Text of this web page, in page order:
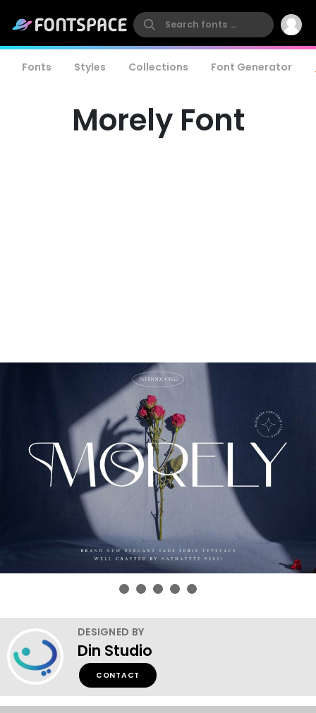
Fonts Styles Collections Font Generator
Morely Font
DESIGNED BY
Din Studio
CONTACT